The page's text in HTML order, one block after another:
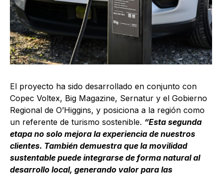
El proyecto ha sido desarrollado en conjunto con
Copec Voltex, Big Magazine, Sernatur y el Gobierno
Regional de O’Higgins, y posiciona a la región como
un referente de turismo sostenible. “Esta segunda
etapa no solo mejora la experiencia de nuestros
clientes. También demuestra que la movilidad
sustentable puede integrarse de forma natural al
desarrollo local, generando valor para las